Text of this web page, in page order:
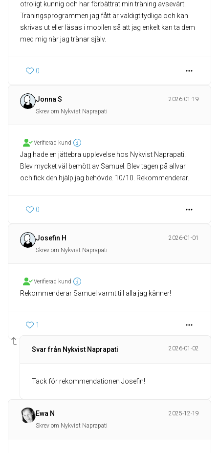
otroligt kunnig och har förbättrat min träning avsevärt.
Träningsprogrammen jag fått är väldigt tydliga och kan
skrivas ut eller läsas i mobilen så att jag enkelt kan ta dem
med mig när jag tränar själv.
0
Jonna S
2026-01-19
Skrev om Nykvist Naprapati
Verifierad kund
Jag hade en jättebra upplevelse hos Nykvist Naprapati.
Blev mycket väl bemött av Samuel. Blev tagen på allvar
och fick den hjälp jag behövde. 10/10. Rekommenderar.
0
Josefin H
2026-01-01
Skrev om Nykvist Naprapati
Verifierad kund
Rekommenderar Samuel varmt till alla jag känner!
1
Svar från Nykvist Naprapati 2026-01-02
Tack för rekommendationen Josefin!
Ewa N
2025-12-19
Skrev om Nykvist Naprapati